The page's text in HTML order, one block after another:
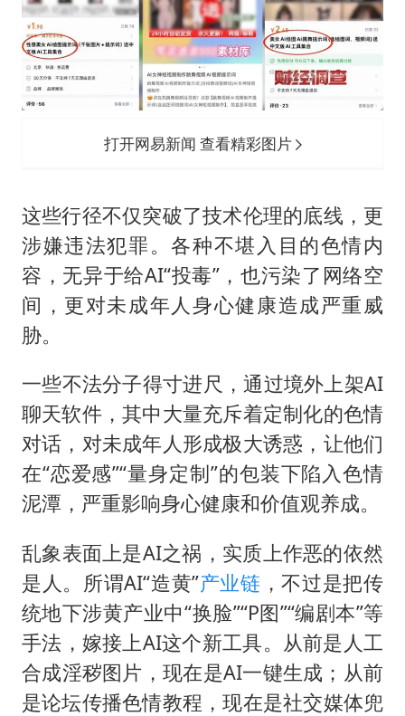
打开网易新闻 查看精彩图片
这些行径不仅突破了技术伦理的底线，更
涉嫌违法犯罪。各种不堪入目的色情内
容，无异于给AI“投毒”，也污染了网络空
间，更对未成年人身心健康造成严重威
胁。
一些不法分子得寸进尺，通过境外上架AI
聊天软件，其中大量充斥着定制化的色情
对话，对未成年人形成极大诱惑，让他们
在“恋爱感”“量身定制”的包装下陷入色情
泥潭，严重影响身心健康和价值观养成。
乱象表面上是AI之祸，实质上作恶的依然
是人。所谓AI“造黄”产业链 ，不过是把传
统地下涉黄产业中“换脸”“P图”“编剧本”等
手法，嫁接上AI这个新工具。从前是人工
合成淫秽图片，现在是AI一键生成；从前
是论坛传播色情教程，现在是社交媒体兜